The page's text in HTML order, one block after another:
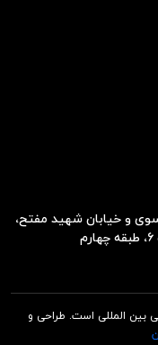
و خیابان شهید مفتح،
بین المللی است. طراحی و